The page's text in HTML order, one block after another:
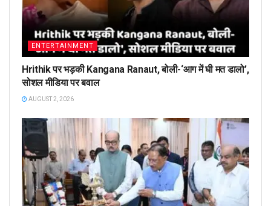
ENTERTAINMENT
Hrithik पर भड़की Kangana Ranaut, बोली-‘आग में घी मत डालो’,
सोशल मीडिया पर बवाल
AUGUST 2, 2026